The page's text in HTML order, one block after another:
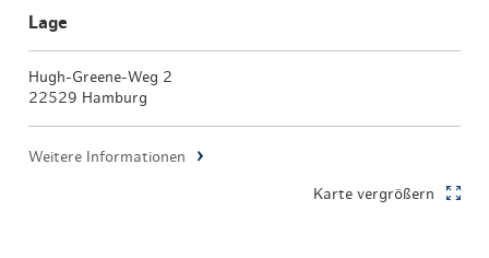
Lage
Hugh-Greene-Weg 2
22529 Hamburg
Weitere Informationen
Karte vergrößern